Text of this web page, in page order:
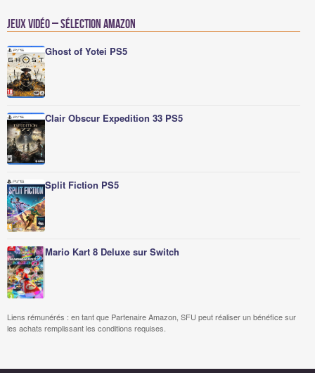
Jeux vidéo – Sélection Amazon
Ghost of Yotei PS5
Clair Obscur Expedition 33 PS5
Split Fiction PS5
Mario Kart 8 Deluxe sur Switch
Liens rémunérés : en tant que Partenaire Amazon, SFU peut réaliser un bénéfice sur
les achats remplissant les conditions requises.